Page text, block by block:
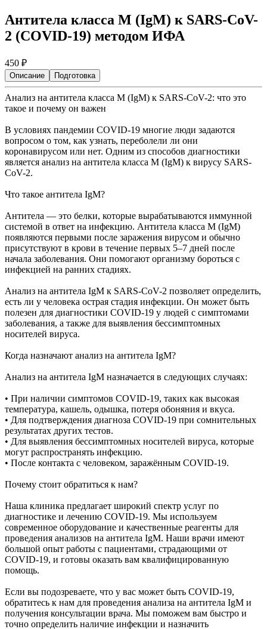
Антитела класса M (IgM) к SARS-CoV-
2 (COVID-19) методом ИФА
450 ₽
Описание Подготовка
Анализ на антитела класса M (IgM) к SARS-CoV-2: что это
такое и почему он важен
В условиях пандемии COVID-19 многие люди задаются
вопросом о том, как узнать, переболели ли они
коронавирусом или нет. Одним из способов диагностики
является анализ на антитела класса М (IgM) к вирусу SARS-
CoV-2.
Что такое антитела IgM?
Антитела — это белки, которые вырабатываются иммунной
системой в ответ на инфекцию. Антитела класса M (IgM)
появляются первыми после заражения вирусом и обычно
присутствуют в крови в течение первых 5–7 дней после
начала заболевания. Они помогают организму бороться с
инфекцией на ранних стадиях.
Анализ на антитела IgM к SARS-CoV-2 позволяет определить,
есть ли у человека острая стадия инфекции. Он может быть
полезен для диагностики COVID-19 у людей с симптомами
заболевания, а также для выявления бессимптомных
носителей вируса.
Когда назначают анализ на антитела IgM?
Анализ на антитела IgM назначается в следующих случаях:
• При наличии симптомов COVID-19, таких как высокая
температура, кашель, одышка, потеря обоняния и вкуса.
• Для подтверждения диагноза COVID-19 при сомнительных
результатах других тестов.
• Для выявления бессимптомных носителей вируса, которые
могут распространять инфекцию.
• После контакта с человеком, заражённым COVID-19.
Почему стоит обратиться к нам?
Наша клиника предлагает широкий спектр услуг по
диагностике и лечению COVID-19. Мы используем
современное оборудование и качественные реагенты для
проведения анализов на антитела IgM. Наши врачи имеют
большой опыт работы с пациентами, страдающими от
COVID-19, и готовы оказать вам квалифицированную
помощь.
Если вы подозреваете, что у вас может быть COVID-19,
обратитесь к нам для проведения анализа на антитела IgM и
получения консультации врача. Мы поможем вам быстро и
точно определить наличие инфекции и назначить